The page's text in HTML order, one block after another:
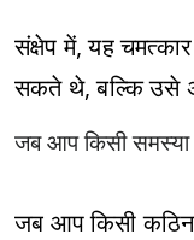
संक्षेप में, यह
सकते थे, बल्कि उसे
जब आप किसी समस्या
जब आप किसी